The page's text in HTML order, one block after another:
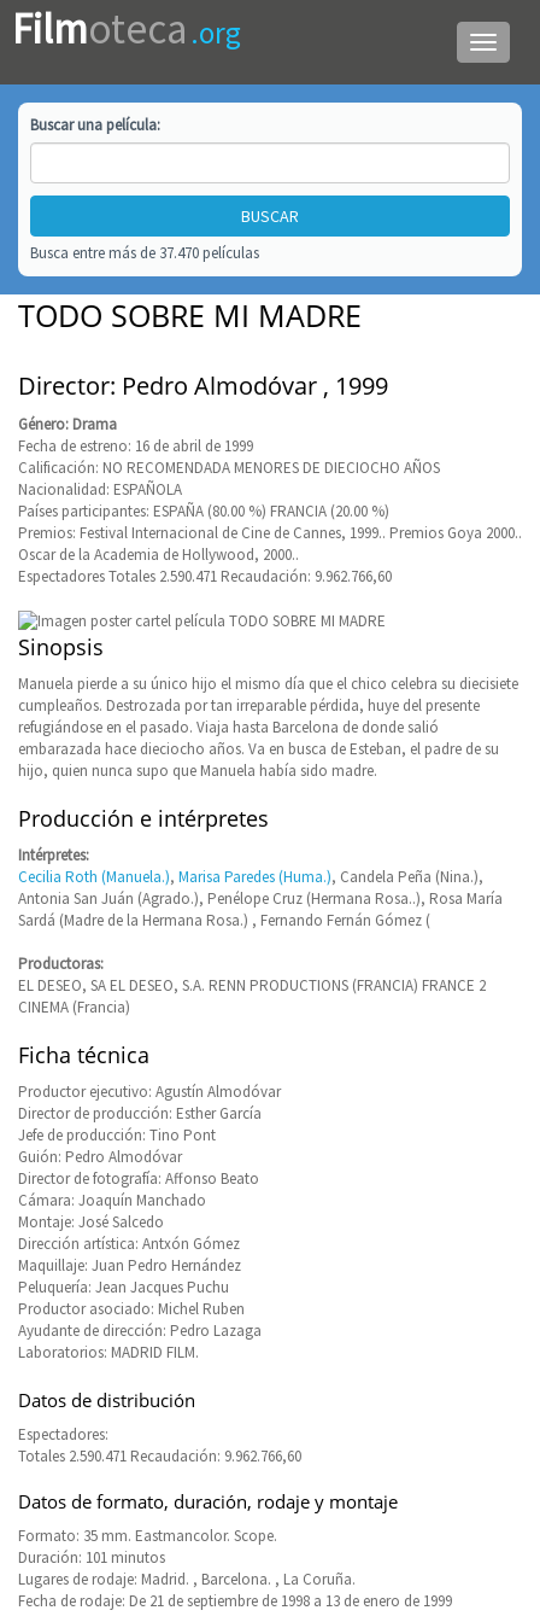
Menú
de
Filmoteca .org
Buscar unapelícula:
Busca entre más de 37.470 películas
TODO SOBRE MI MADRE
Director: Pedro Almodóvar , 1999
Género: Drama
Fecha de estreno: 16 de abril de 1999
Calificación: NO RECOMENDADA MENORES DE DIECIOCHO AÑOS
Nacionalidad: ESPAÑOLA
Países participantes: ESPAÑA (80.00 %) FRANCIA (20.00 %)
Premios: Festival Internacional de Cine de Cannes, 1999.. Premios Goya 2000..
Oscar de la Academia de Hollywood, 2000..
Espectadores Totales 2.590.471 Recaudación: 9.962.766,60
Sinopsis
Manuela pierde a su único hijo el mismo día que el chico celebra su diecisiete
cumpleaños. Destrozada por tan irreparable pérdida, huye del presente
refugiándose en el pasado. Viaja hasta Barcelona de donde salió
embarazada hace dieciocho años. Va en busca de Esteban, el padre de su
hijo, quien nunca supo que Manuela había sido madre.
Producción e intérpretes
Intérpretes:
Cecilia Roth (Manuela.), Marisa Paredes (Huma.), Candela Peña (Nina.),
Antonia San Juán (Agrado.), Penélope Cruz (Hermana Rosa..), Rosa María
Sardá (Madre de la Hermana Rosa.) , Fernando Fernán Gómez (
Productoras:
EL DESEO, SA EL DESEO, S.A. RENN PRODUCTIONS (FRANCIA) FRANCE 2
CINEMA (Francia)
Ficha técnica
Productor ejecutivo: Agustín Almodóvar
Director de producción: Esther García
Jefe de producción: Tino Pont
Guión: Pedro Almodóvar
Director de fotografía: Affonso Beato
Cámara: Joaquín Manchado
Montaje: José Salcedo
Dirección artística: Antxón Gómez
Maquillaje: Juan Pedro Hernández
Peluquería: Jean Jacques Puchu
Productor asociado: Michel Ruben
Ayudante de dirección: Pedro Lazaga
Laboratorios: MADRID FILM.
Datos de distribución
Espectadores:
Totales 2.590.471 Recaudación: 9.962.766,60
Datos de formato, duración, rodaje y montaje
Formato: 35 mm. Eastmancolor. Scope.
Duración: 101 minutos
Lugares de rodaje: Madrid. , Barcelona. , La Coruña.
Fecha de rodaje: De 21 de septiembre de 1998 a 13 de enero de 1999